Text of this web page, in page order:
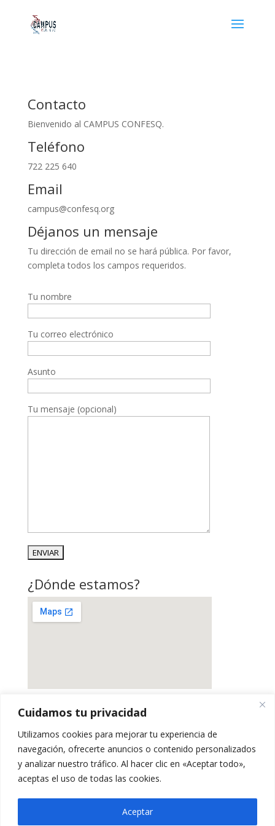
Cuidamos tu privacidad
Utilizamos cookies para mejorar tu experiencia de
navegación, ofrecerte anuncios o contenido personalizados
y analizar nuestro tráfico. Al hacer clic en «Aceptar todo»,
aceptas el uso de todas las cookies.
Aceptar
Contacto
Bienvenido al CAMPUS CONFESQ.
Teléfono
722 225 640
Email
campus@confesq.org
Déjanos un mensaje
Tu dirección de email no se hará pública. Por favor,
completa todos los campos requeridos.
Tu nombre
Tu correo electrónico
Asunto
Tu mensaje (opcional)
¿Dónde estamos?